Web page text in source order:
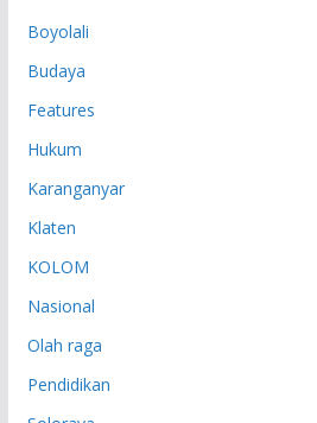
Boyolali
Budaya
Features
Hukum
Karanganyar
Klaten
KOLOM
Nasional
Olah raga
Pendidikan